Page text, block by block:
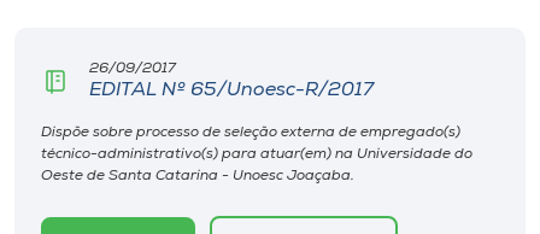
Museu
26/09/2017
EDITAL Nº 65/Unoesc-R/2017
Dispõe sobre processo de seleção externa de empregado(s)
técnico-administrativo(s) para atuar(em) na Universidade do
Oeste de Santa Catarina - Unoesc Joaçaba.